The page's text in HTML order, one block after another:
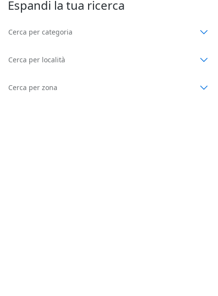
Espandi la tua ricerca
Cerca per categoria
Cerca per località
Cerca per zona